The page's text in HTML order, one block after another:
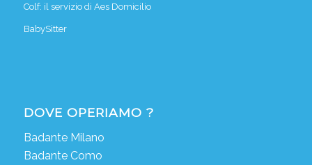
Colf: il servizio di Aes Domicilio
BabySitter
DOVE OPERIAMO ?
Badante Milano
Badante Como